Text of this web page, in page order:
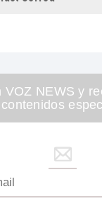
VOZ NEWS y